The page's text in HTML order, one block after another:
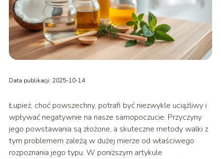
Data publikacji: 2025-10-14
Łupież, choć powszechny, potrafi być niezwykle uciążliwy i
wpływać negatywnie na nasze samopoczucie. Przyczyny
jego powstawania są złożone, a skuteczne metody walki z
tym problemem zależą w dużej mierze od właściwego
rozpoznania jego typu. W poniższym artykule